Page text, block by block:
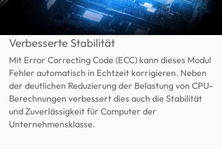
Verbesserte Stabilität
Mit Error Correcting Code (ECC) kann dieses Modul
Fehler automatisch in Echtzeit korrigieren. Neben
der deutlichen Reduzierung der Belastung von CPU-
Berechnungen verbessert dies auch die Stabilität
und Zuverlässigkeit für Computer der
Unternehmensklasse.